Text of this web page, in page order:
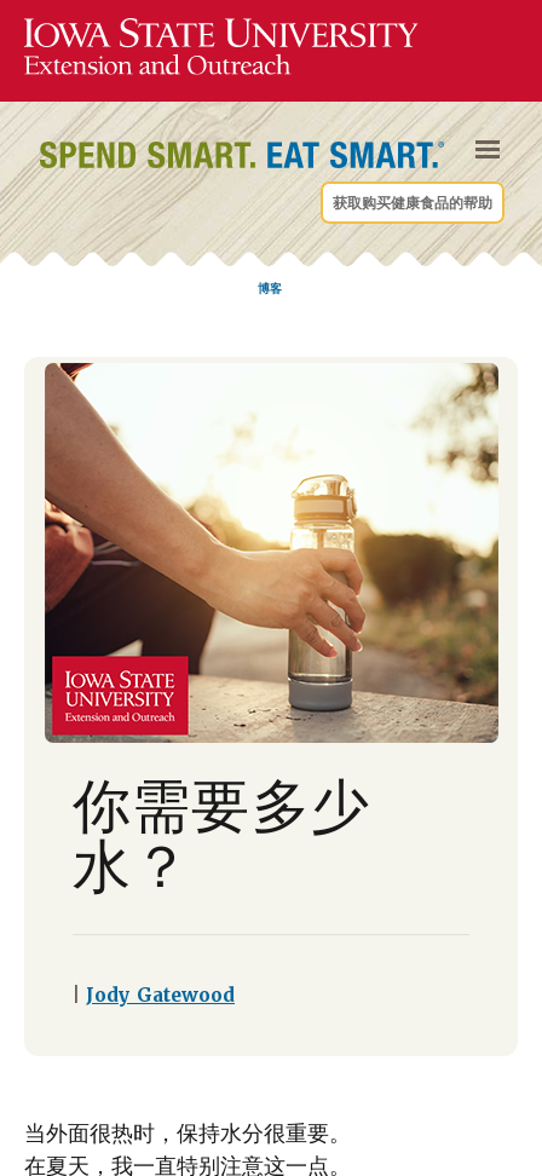
获取购买健康食品的帮助
博客
你需要多少
水？
Jody Gatewood
当外面很热时，保持水分很重要。
在夏天，我一直特别注意这一点。